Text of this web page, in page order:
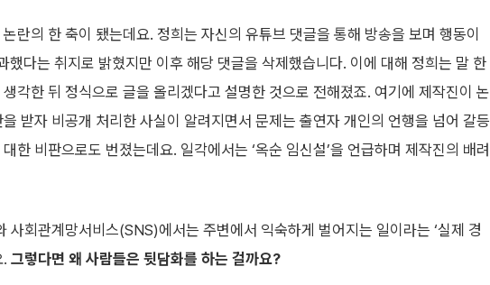
란의 한 축이 됐는데요. 정희는 자신의 유튜브 댓글을 통해 방송을 보며 행동이
했다는 취지로 밝혔지만 이후 해당 댓글을 삭제했습니다. 이에 대해 정희는 말 한
각한 뒤 정식으로 글을 올리겠다고 설명한 것으로 전해졌죠. 여기에 제작진이 논
받자 비공개 처리한 사실이 알려지면서 문제는 출연자 개인의 언행을 넘어 갈등
한 비판으로도 번졌는데요. 일각에서는 ‘옥순 임신설’을 언급하며 제작진의 배려
사회관계망서비스(SNS)에서는 주변에서 익숙하게 벌어지는 일이라는 ‘실제 경
그렇다면 왜 사람들은 뒷담화를 하는 걸까요?